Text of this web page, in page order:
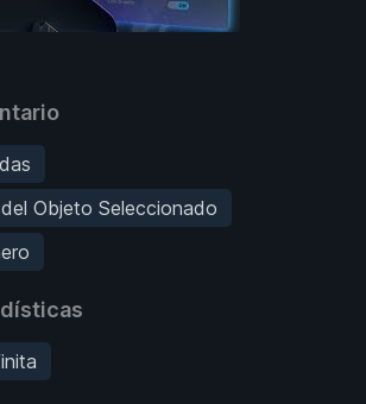
Objeto Seleccionado